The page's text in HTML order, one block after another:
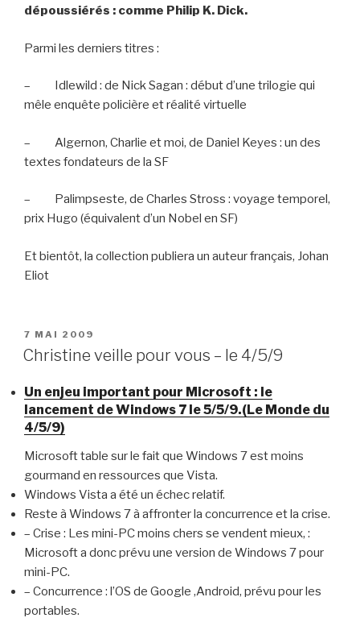
dépoussiérés : comme Philip K. Dick.
Parmi les derniers titres :
– Idlewild : de Nick Sagan : début d’une trilogie qui
mêle enquête policière et réalité virtuelle
– Algernon, Charlie et moi, de Daniel Keyes : un des
textes fondateurs de la SF
– Palimpseste, de Charles Stross : voyage temporel,
prix Hugo (équivalent d’un Nobel en SF)
Et bientôt, la collection publiera un auteur français, Johan
Eliot
PUBLIÉ
LE
7 MAI 2009
Christine veille pour vous – le 4/5/9
Un enjeu important pour Microsoft : le
lancement de Windows 7 le 5/5/9.(Le Monde du
4/5/9)
Microsoft table sur le fait que Windows 7 est moins
gourmand en ressources que Vista.
Windows Vista a été un échec relatif.
Reste à Windows 7 à affronter la concurrence et la crise.
– Crise : Les mini-PC moins chers se vendent mieux, :
Microsoft a donc prévu une version de Windows 7 pour
mini-PC.
– Concurrence : l’OS de Google ,Android, prévu pour les
portables.